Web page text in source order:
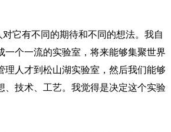
它有不同的期待和不同的想法。我自
个一流的实验室，将来能够集聚世界
理人才到松山湖实验室，然后我们能够
技术、工艺。我觉得是决定这个实验